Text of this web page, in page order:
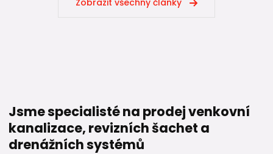
Zobrazit všechny články
Jsme specialisté na prodej venkovní
kanalizace, revizních šachet a
drenážních systémů